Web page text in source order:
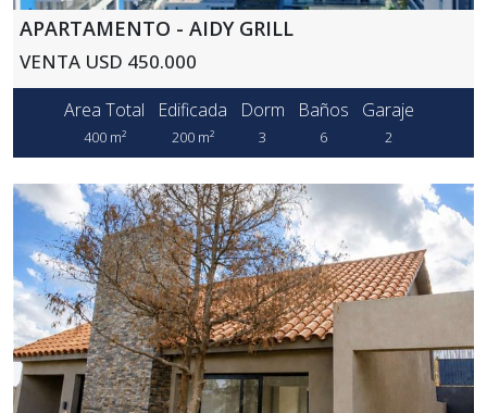
APARTAMENTO - AIDY GRILL
VENTA USD 450.000
Area Total
400 m²
Edificada
200 m²
Dorm
3
Baños
6
Garaje
2